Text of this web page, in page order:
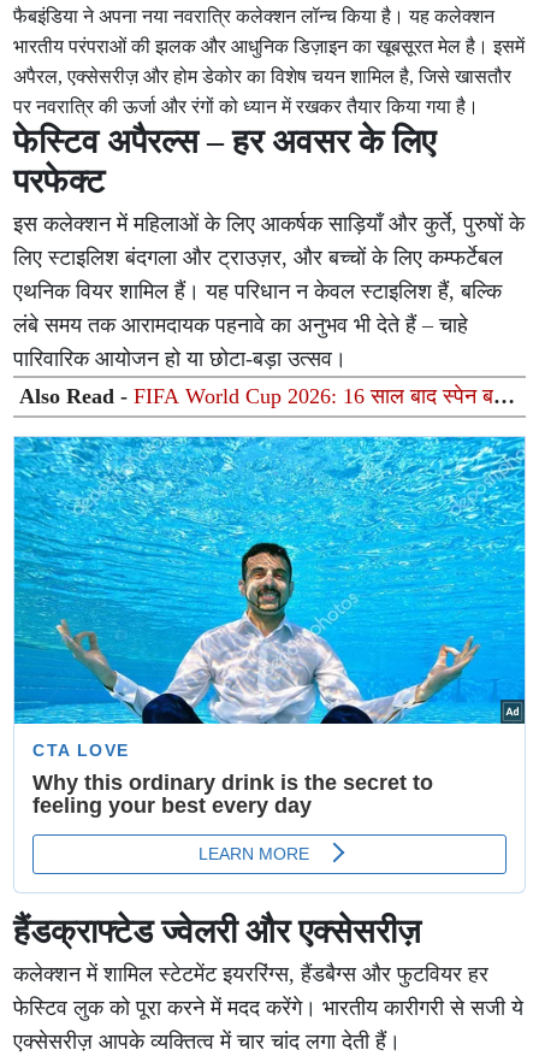
फैबइंडिया ने अपना नया नवरात्रि कलेक्शन लॉन्च किया है। यह कलेक्शन
भारतीय परंपराओं की झलक और आधुनिक डिज़ाइन का खूबसूरत मेल है। इसमें
अपैरल, एक्सेसरीज़ और होम डेकोर का विशेष चयन शामिल है, जिसे खासतौर
पर नवरात्रि की ऊर्जा और रंगों को ध्यान में रखकर तैयार किया गया है।
फेस्टिव अपैरल्स – हर अवसर के लिए
परफेक्ट
इस कलेक्शन में महिलाओं के लिए आकर्षक साड़ियाँ और कुर्ते, पुरुषों के
लिए स्टाइलिश बंदगला और ट्राउज़र, और बच्चों के लिए कम्फर्टेबल
एथनिक वियर शामिल हैं। यह परिधान न केवल स्टाइलिश हैं, बल्कि
लंबे समय तक आरामदायक पहनावे का अनुभव भी देते हैं – चाहे
पारिवारिक आयोजन हो या छोटा-बड़ा उत्सव।
Also Read -FIFA World Cup 2026: 16 साल बाद स्पेन बना
दुनिया का नया किंग, फेरान टोरेस के गोल ने तोड़ा मेसी का सपना
हैंडक्राफ्टेड ज्वेलरी और एक्सेसरीज़
कलेक्शन में शामिल स्टेटमेंट इयररिंग्स, हैंडबैग्स और फुटवियर हर
फेस्टिव लुक को पूरा करने में मदद करेंगे। भारतीय कारीगरी से सजी ये
एक्सेसरीज़ आपके व्यक्तित्व में चार चांद लगा देती हैं।